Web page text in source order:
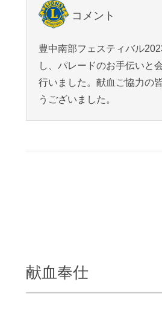
コメント
豊中南部フェスティバル
し、パレードのお手伝いと
行いました。献血ご協力の
うございました。
献血奉仕